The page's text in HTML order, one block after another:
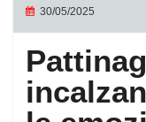
30/05/2025